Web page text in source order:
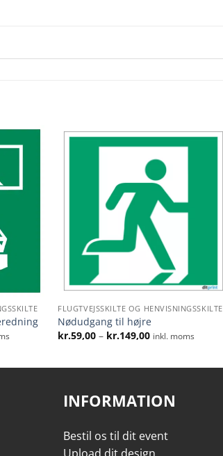
FLUGTVEJSSKILTE OG HENVISNINGSSKILTE
Nødudgang til højre
kr.59,00 – kr.149,00Prisinterval:
inkl. moms
INFORMATION
Bestil os til dit event